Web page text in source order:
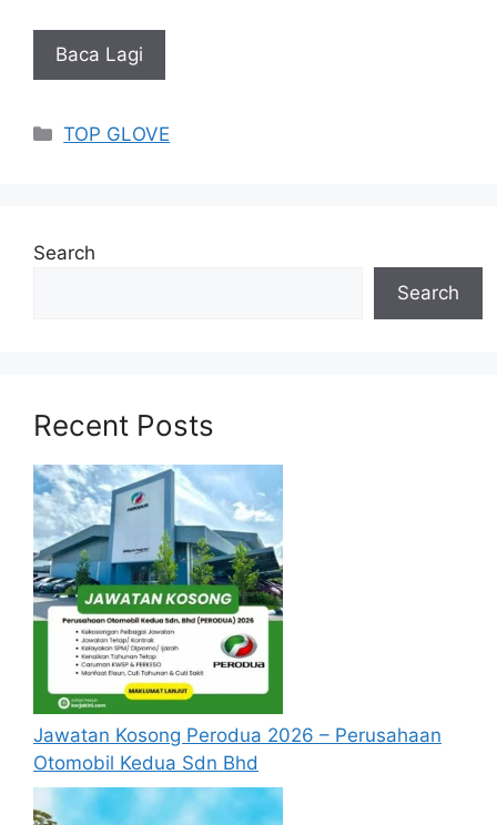
Baca Lagi
Categories
TOP GLOVE
Search
Search
Recent Posts
Jawatan Kosong Perodua 2026 – Perusahaan
Otomobil Kedua Sdn Bhd